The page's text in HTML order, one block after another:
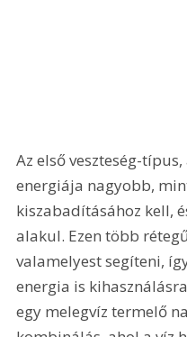
Az első veszteség-
energiája nagyobb,
kiszabadításához kell,
alakul. Ezen több
valamelyest segíteni,
energia is
egy melegvíz termelő